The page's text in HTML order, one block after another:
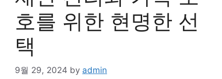
호를 위한 현명한 선
택
9월 29, 2024 by admin